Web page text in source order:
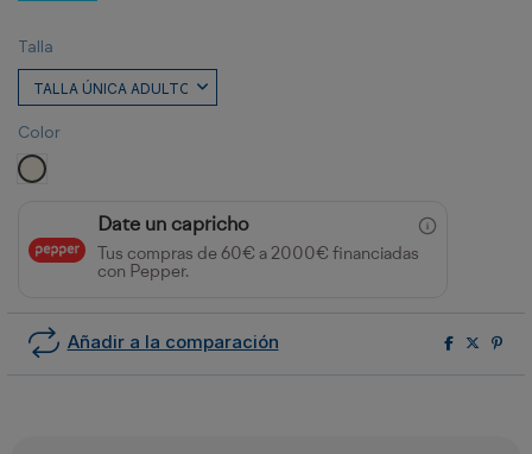
Talla
Color
CRUDO
Date un capricho
Tus compras de 60€ a 2000€ financiadas
con Pepper.
Añadir a la comparación